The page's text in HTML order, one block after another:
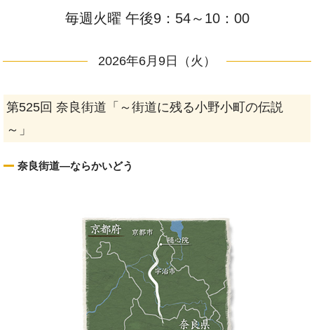
毎週火曜 午後9：54～10：00
2026年6月9日（火）
第525回 奈良街道「～街道に残る小野小町の伝説
～」
奈良街道—ならかいどう